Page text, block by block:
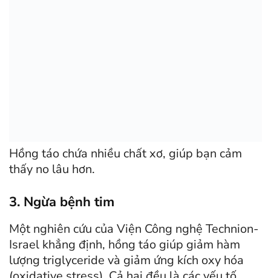
Hồng táo chứa nhiều chất xơ, giúp bạn cảm
thấy no lâu hơn.
3. Ngừa bệnh tim
Một nghiên cứu của Viện Công nghệ Technion-
Israel khẳng định, hồng táo giúp giảm hàm
lượng triglyceride và giảm ứng kích oxy hóa